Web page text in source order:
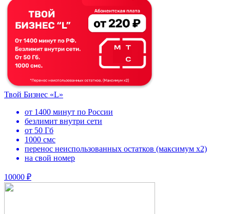
Твой Бизнес «L»
от 1400 минут по России
безлимит внутри сети
от 50 Гб
1000 смс
перенос неиспользованных остатков (максимум х2)
на свой номер
10000 ₽